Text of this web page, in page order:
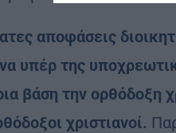
αποφάσεις
υπέρ της
βάση την ορθόδοξη
χριστιανοί.